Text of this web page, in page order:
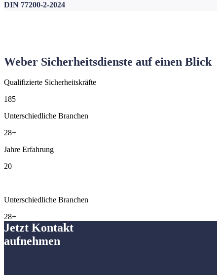
DIN 77200-2-2024
Weber Sicherheitsdienste auf einen Blick
Qualifizierte Sicherheitskräfte
185+
Unterschiedliche Branchen
28+
Jahre Erfahrung
20
Unterschiedliche Branchen
28+
Jetzt Kontakt
aufnehmen